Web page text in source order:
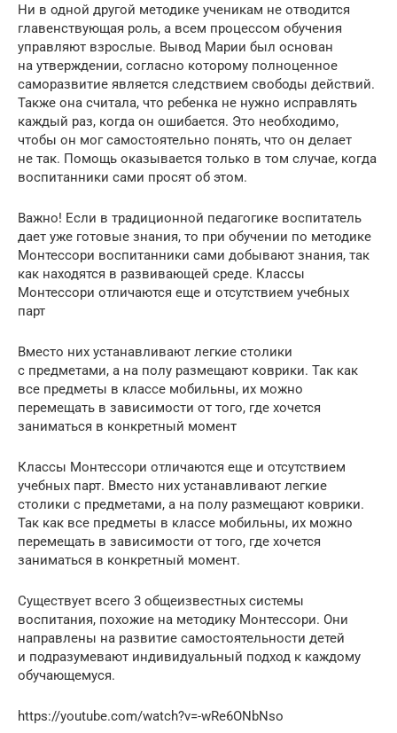
Ни в одной другой методике ученикам не отводится
главенствующая роль, а всем процессом обучения
управляют взрослые. Вывод Марии был основан
на утверждении, согласно которому полноценное
саморазвитие является следствием свободы действий.
Также она считала, что ребенка не нужно исправлять
каждый раз, когда он ошибается. Это необходимо,
чтобы он мог самостоятельно понять, что он делает
не так. Помощь оказывается только в том случае, когда
воспитанники сами просят об этом.
Важно! Если в традиционной педагогике воспитатель
дает уже готовые знания, то при обучении по методике
Монтессори воспитанники сами добывают знания, так
как находятся в развивающей среде. Классы
Монтессори отличаются еще и отсутствием учебных
парт
Вместо них устанавливают легкие столики
с предметами, а на полу размещают коврики. Так как
все предметы в классе мобильны, их можно
перемещать в зависимости от того, где хочется
заниматься в конкретный момент
Классы Монтессори отличаются еще и отсутствием
учебных парт. Вместо них устанавливают легкие
столики с предметами, а на полу размещают коврики.
Так как все предметы в классе мобильны, их можно
перемещать в зависимости от того, где хочется
заниматься в конкретный момент.
Существует всего 3 общеизвестных системы
воспитания, похожие на методику Монтессори. Они
направлены на развитие самостоятельности детей
и подразумевают индивидуальный подход к каждому
обучающемуся.
https://youtube.com/watch?v=-wRe6ONbNso